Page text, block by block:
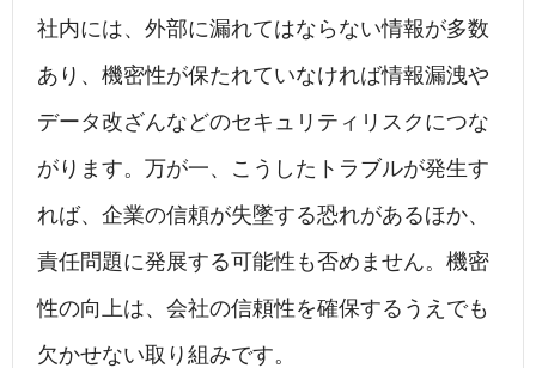
社内には、外部に漏れてはならない情報が多数
あり、機密性が保たれていなければ情報漏洩や
データ改ざんなどのセキュリティリスクにつな
がります。万が一、こうしたトラブルが発生す
れば、企業の信頼が失墜する恐れがあるほか、
責任問題に発展する可能性も否めません。機密
性の向上は、会社の信頼性を確保するうえでも
欠かせない取り組みです。